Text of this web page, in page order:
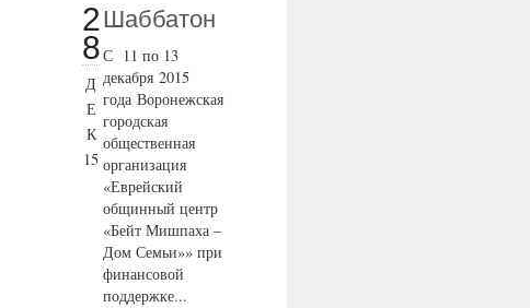
2
8
Д
Е
К
15
Шаббатон
С 11 по 13
декабря 2015
года Воронежская
городская
общественная
организация
«Еврейский
общинный центр
«Бейт Мишпаха –
Дом Семьи»» при
финансовой
поддержке...